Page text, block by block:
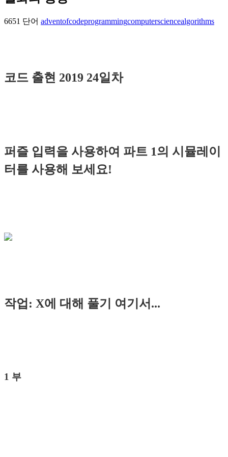
6651 단어 adventofcodeprogrammingcomputersciencealgorithms
코드 출현 2019 24일차
퍼즐 입력을 사용하여 파트 1의 시뮬레이
터를 사용해 보세요!
작업: X에 대해 풀기 여기서...
1 부